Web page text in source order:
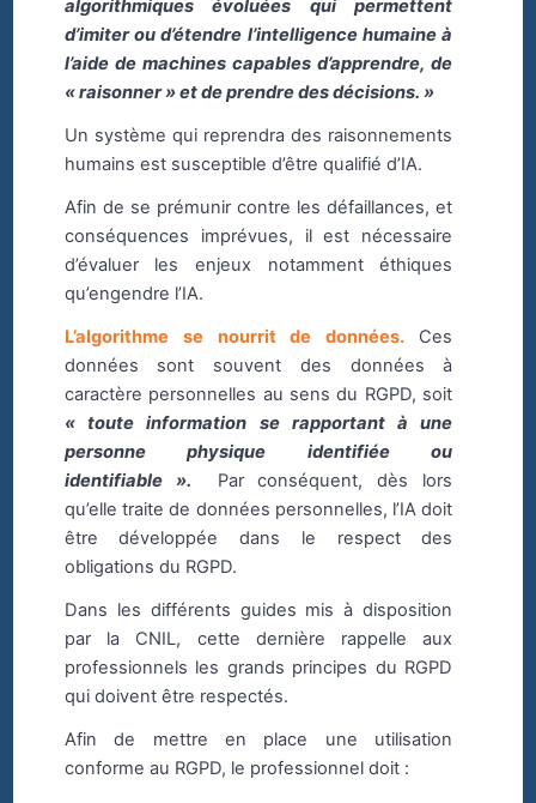
algorithmiques évoluées qui permettent
d’imiter ou d’étendre l’intelligence humaine à
l’aide de machines capables d’apprendre, de
« raisonner » et de prendre des décisions. »
Un système qui reprendra des raisonnements
humains est susceptible d’être qualifié d’IA.
Afin de se prémunir contre les défaillances, et
conséquences imprévues, il est nécessaire
d’évaluer les enjeux notamment éthiques
qu’engendre l’IA.
L’algorithme se nourrit de données. Ces
données sont souvent des données à
caractère personnelles au sens du RGPD, soit
« toute information se rapportant à une
personne physique identifiée ou
identifiable ». Par conséquent, dès lors
qu’elle traite de données personnelles, l’IA doit
être développée dans le respect des
obligations du RGPD.
Dans les différents guides mis à disposition
par la CNIL, cette dernière rappelle aux
professionnels les grands principes du RGPD
qui doivent être respectés.
Afin de mettre en place une utilisation
conforme au RGPD, le professionnel doit :